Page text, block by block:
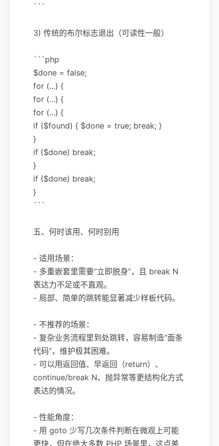
```
3) 传统的布尔标志退出（可读性一般）
```php
$done = false;
for (...) {
for (...) {
for (...) {
if ($found) { $done = true; break; }
}
if ($done) break;
}
if ($done) break;
}
```
五、何时该用、何时别用
- 适用场景：
- 多重嵌套里需要“立即脱身”，且 break N
表达力不足或不直观。
- 局部、简单的跳转能显著减少样板代码。
- 不推荐的场景：
- 复杂业务流程里到处跳转，容易制造“面条
代码”，维护极其困难。
- 可以用返回值、早返回（return）、
continue/break N、抛异常等更结构化方式
表达的情况。
- 性能角度：
- 用 goto 少写几次条件判断在微观上可能
更快，但在绝大多数 PHP 场景里，这点差